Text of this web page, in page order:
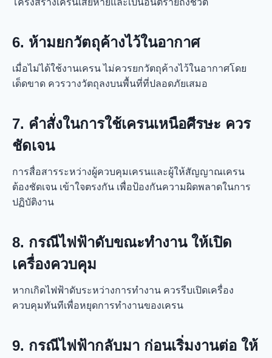
6. ห้ามยกวัตถุค้างไว้ในอากาศ
เมื่อไม่ได้ใช้งานเครน ไม่ควรยกวัตถุค้างไว้ในอากาศโดย
เด็ดขาด ควรวางวัตถุลงบนพื้นที่ที่ปลอดภัยเสมอ
7. คำสั่งในการใช้เครนเหนือศีรษะ ควร
ชัดเจน
การสื่อสารระหว่างผู้ควบคุมเครนและผู้ให้สัญญาณเครน
ต้องชัดเจน เข้าใจตรงกัน เพื่อป้องกันความผิดพลาดในการ
ปฏิบัติงาน
8. กรณีไฟฟ้าดับขณะทำงาน ให้เปิด
เครื่องควบคุม
หากเกิดไฟฟ้าดับระหว่างการทำงาน ควรรีบเปิดเครื่อง
ควบคุมทันทีเพื่อหยุดการทำงานของเครน
9. กรณีไฟฟ้ากลับมา ก่อนเริ่มงานต่อ ให้